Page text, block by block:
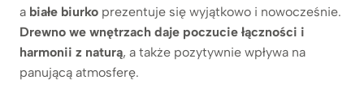
a białe biurko prezentuje się wyjątkowo i nowocześnie.
Drewno we wnętrzach daje poczucie łączności i
harmonii z naturą, a także pozytywnie wpływa na
panującą atmosferę.